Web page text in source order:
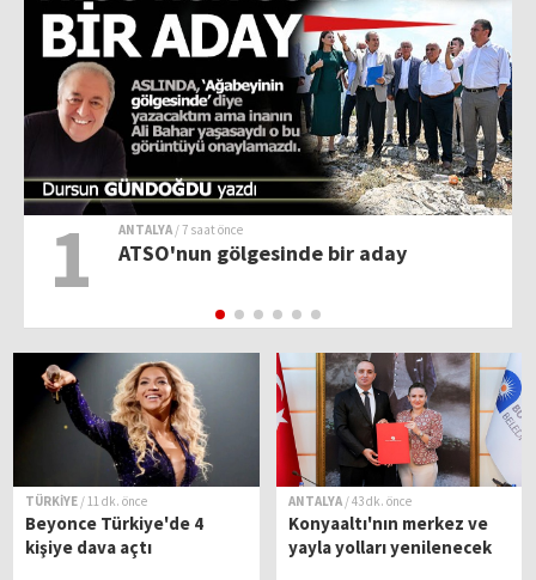
1 ANTALYA / 7 saat önce
ATSO'nun gölgesinde bir aday
TÜRKİYE / 11 dk. önce
Beyonce Türkiye'de 4
kişiye dava açtı
ANTALYA / 43 dk. önce
Konyaaltı'nın merkez ve
yayla yolları yenilenecek